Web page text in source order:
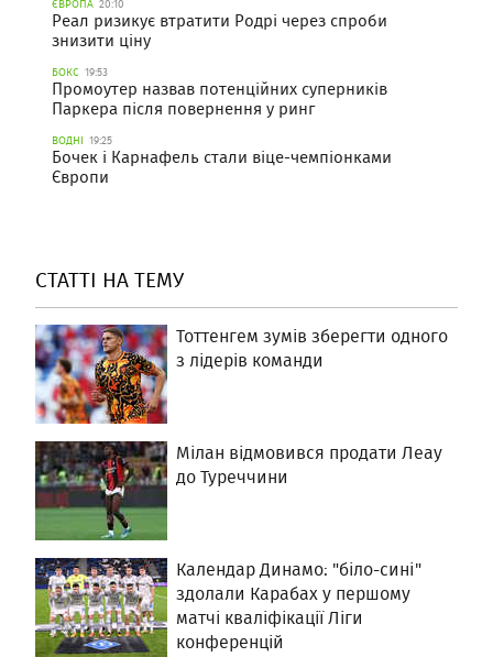
ЄВРОПА 20:10
Реал ризикує втратити Родрі через спроби
знизити ціну
БОКС 19:53
Промоутер назвав потенційних суперників
Паркера після повернення у ринг
ВОДНІ 19:25
Бочек і Карнафель стали віце-чемпіонками
Європи
СТАТТІ НА ТЕМУ
Тоттенгем зумів зберегти одного
з лідерів команди
Мілан відмовився продати Леау
до Туреччини
Календар Динамо: "біло-сині"
здолали Карабах у першому
матчі кваліфікації Ліги
конференцій